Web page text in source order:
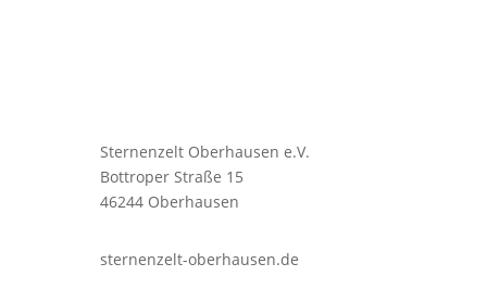
Sternenzelt Oberhausen e.V.
Bottroper Straße 15
46244 Oberhausen
sternenzelt-oberhausen.de